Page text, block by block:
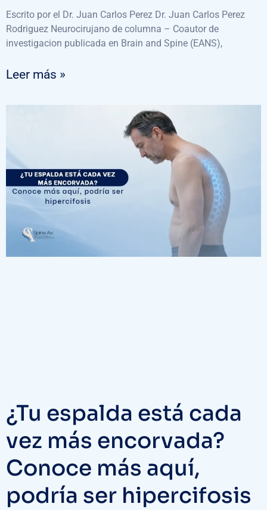
Escrito por el Dr. Juan Carlos Perez Dr. Juan Carlos Perez
Rodriguez Neurocirujano de columna – Coautor de
investigacion publicada en Brain and Spine (EANS),
Leer más »
¿Tu espalda está cada
vez más encorvada?
Conoce más aquí,
podría ser hipercifosis